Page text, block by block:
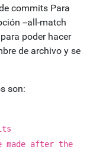
commits Para
--all-match
poder hacer
de archivo y se
son:
made after the